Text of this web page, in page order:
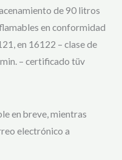
de 90 litros
en conformidad
en 16122 – clase de
– certificado tüv
en breve, mientras
electrónico a